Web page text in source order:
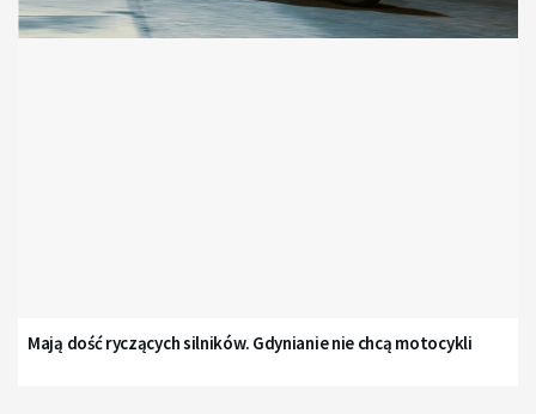
Mają dość ryczących silników. Gdynianie nie chcą motocykli